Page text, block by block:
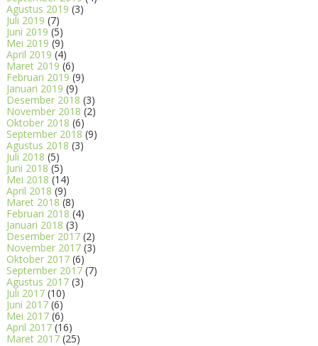
Agustus 2019 (3)
Juli 2019 (7)
Juni 2019 (5)
Mei 2019 (9)
April 2019 (4)
Maret 2019 (6)
Februari 2019 (9)
Januari 2019 (9)
Desember 2018 (3)
November 2018 (2)
Oktober 2018 (6)
September 2018 (9)
Agustus 2018 (3)
Juli 2018 (5)
Juni 2018 (5)
Mei 2018 (14)
April 2018 (9)
Maret 2018 (8)
Februari 2018 (4)
Januari 2018 (3)
Desember 2017(2)
November 2017(3)
Oktober 2017(6)
September 2017(7)
Agustus 2017(3)
Juli 2017(10)
Juni 2017(6)
Mei 2017(6)
April 2017(16)
Maret 2017(25)